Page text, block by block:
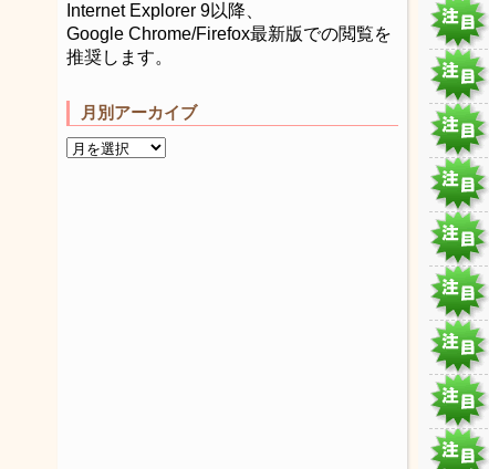
Internet Explorer 9以降、
Google Chrome/Firefox最新版での閲覧を
推奨します。
月別アーカイブ